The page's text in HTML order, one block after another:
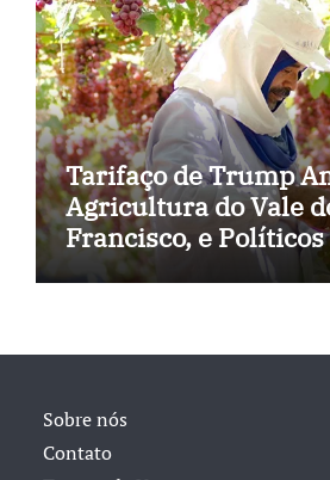
Tarifaço de Trump
Agricultura do Vale
Francisco, e
Soluções
Sobre nós
Contato